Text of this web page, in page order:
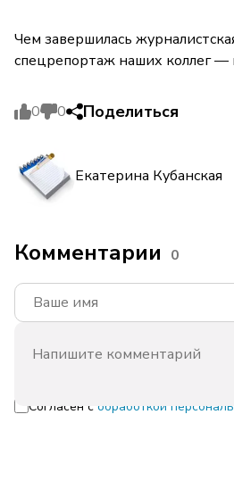
Чем завершилась
спецрепортаж наших коллег —
0 0 Поделиться
Екатерина Кубанская
Комментарии 0
Согласен с обработкой